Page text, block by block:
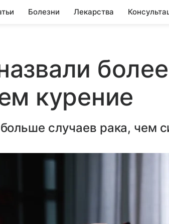
Болезни Лекарства
более
курение
случаев рака, чем